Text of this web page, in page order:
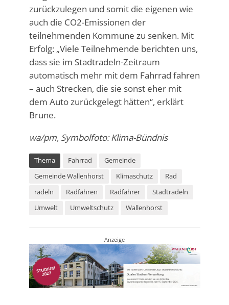
zurückzulegen und somit die eigenen wie
auch die CO2-Emissionen der
teilnehmenden Kommune zu senken. Mit
Erfolg: „Viele Teilnehmende berichten uns,
dass sie im Stadtradeln-Zeitraum
automatisch mehr mit dem Fahrrad fahren
– auch Strecken, die sie sonst eher mit
dem Auto zurückgelegt hätten“, erklärt
Brune.
wa/pm, Symbolfoto: Klima-Bündnis
Thema Fahrrad
Gemeinde
Gemeinde Wallenhorst
Klimaschutz
Rad
radeln
Radfahren Radfahrer
Stadtradeln
Umwelt
Umweltschutz Wallenhorst
Anzeige